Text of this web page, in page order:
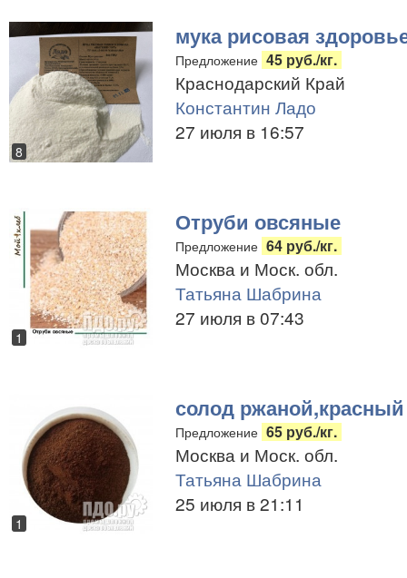
8
мука рисовая
Предложение 45 руб./кг.
Краснодарский Край
Константин Ладо
27 июля в 16:57
1
Отруби овсяные
Предложение 64 руб./кг.
Москва и Моск. обл.
Татьяна Шабрина
27 июля в 07:43
1
солод ржаной,красный
Предложение 65 руб./кг.
Москва и Моск. обл.
Татьяна Шабрина
25 июля в 21:11